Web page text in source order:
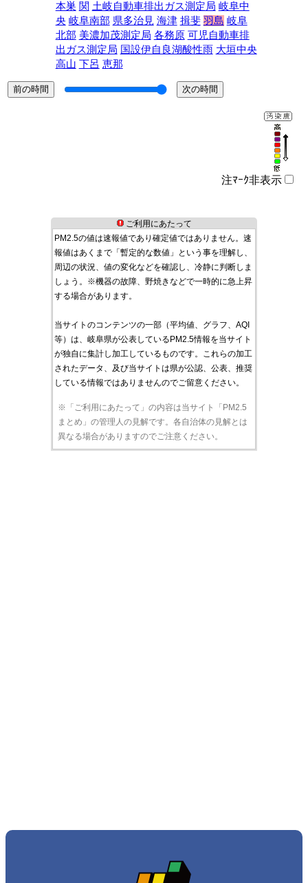
本巣 関 土岐自動車排出ガス測定局 岐阜中
央 岐阜南部 県多治見 海津 揖斐 羽島 岐阜
北部 美濃加茂測定局 各務原 可児自動車排
出ガス測定局 国設伊自良湖酸性雨 大垣中央
高山 下呂 恵那
注ﾏｰｸ非表示
ご利用にあたって
PM2.5の値は速報値であり確定値ではありません。速
報値はあくまで「暫定的な数値」という事を理解し、
周辺の状況、値の変化などを確認し、冷静に判断しま
しょう。※機器の故障、野焼きなどで一時的に急上昇
する場合があります。
当サイトのコンテンツの一部（平均値、グラフ、AQI
等）は、岐阜県が公表しているPM2.5情報を当サイト
が独自に集計し加工しているものです。これらの加工
されたデータ、及び当サイトは県が公認、公表、推奨
している情報ではありませんのでご留意ください。
※「ご利用にあたって」の内容は当サイト「PM2.5
まとめ」の管理人の見解です。各自治体の見解とは
異なる場合がありますのでご注意ください。